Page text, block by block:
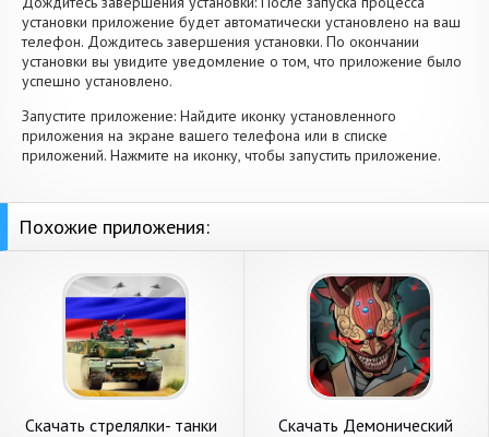
установки приложение будет автоматически установлено на ваш
телефон. Дождитесь завершения установки. По окончании
установки вы увидите уведомление о том, что приложение было
успешно установлено.
Запустите приложение: Найдите иконку установленного
приложения на экране вашего телефона или в списке
приложений. Нажмите на иконку, чтобы запустить приложение.
Похожие приложения:
Скачать стрелялки- танки
Скачать Демонический